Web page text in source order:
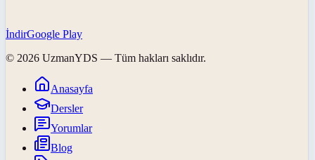
İndirGoogle Play
© 2026 UzmanYDS — Tüm hakları saklıdır.
Anasayfa
Dersler
Yorumlar
Blog